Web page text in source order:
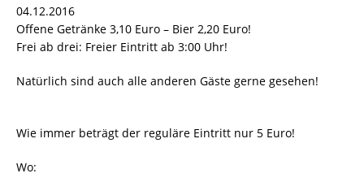
04.12.2016
Offene Getränke 3,10 Euro – Bier 2,20 Euro!
Frei ab drei: Freier Eintritt ab 3:00 Uhr!
Natürlich sind auch alle anderen Gäste gerne gesehen!
Wie immer beträgt der reguläre Eintritt nur 5 Euro!
Wo: